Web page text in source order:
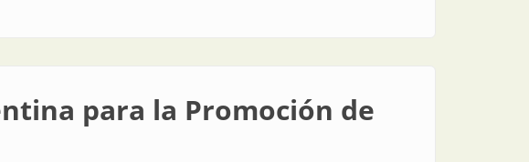
para la Promoción de